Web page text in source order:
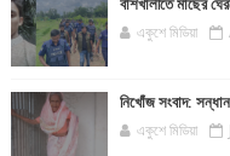
বাঁশখালীতে মাছের
একুশে মিডিয়া
নিখোঁজ সংবাদ: সন্ধান
একুশে মিডিয়া